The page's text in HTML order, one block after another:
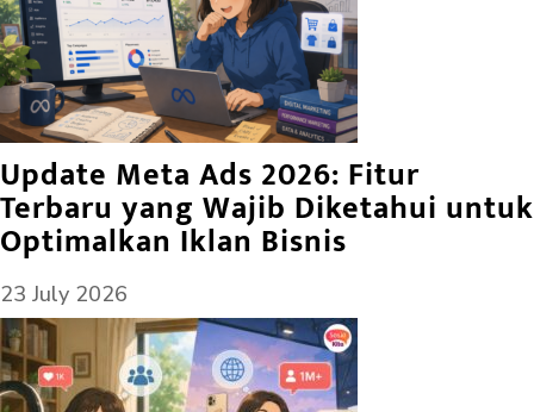
Update Meta Ads 2026: Fitur
Terbaru yang Wajib Diketahui untuk
Optimalkan Iklan Bisnis
23 July 2026